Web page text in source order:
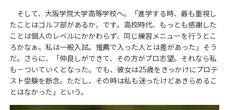
そして、大阪学院大学高等学校へ。「進学する時、最も重視し
たことはゴルフ部があるか、です。高校時代、もっとも感謝した
ことは個人のレベルにかかわらず、同じ練習メニューを行うとこ
ろかなぁ。私は一般入試。推薦で入った人とは差があった」そう
だ。さらに、「仲良しができて、その方がプロ志望。それなら私
も－ついていくとなった。でも、彼女は25歳をきっかけにプロテ
スト受験を断念。ただし、その時は私も迷ったけどあきらめるこ
とはなかった」という。